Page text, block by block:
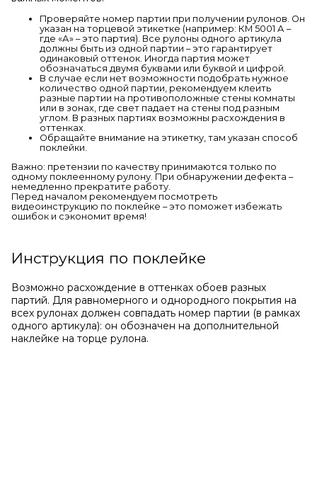
Проверяйте номер партии при получении рулонов. Он
указан на торцевой этикетке (например: КМ 5001 А –
где «А» – это партия). Все рулоны одного артикула
должны быть из одной партии – это гарантирует
одинаковый оттенок. Иногда партия может
обозначаться двумя буквами или буквой и цифрой.
В случае если нет возможности подобрать нужное
количество одной партии, рекомендуем клеить
разные партии на противоположные стены комнаты
или в зонах, где свет падает на стены под разным
углом. В разных партиях возможны расхождения в
оттенках.
Обращайте внимание на этикетку, там указан способ
поклейки.
Важно: претензии по качеству принимаются только по
одному поклеенному рулону. При обнаружении дефекта –
немедленно прекратите работу.
Перед началом рекомендуем посмотреть
видеоинструкцию по поклейке – это поможет избежать
ошибок и сэкономит время!
Инструкция по поклейке
Возможно расхождение в оттенках обоев разных
партий. Для равномерного и однородного покрытия на
всех рулонах должен совпадать номер партии (в рамках
одного артикула): он обозначен на дополнительной
наклейке на торце рулона.